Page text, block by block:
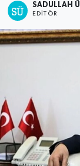
SADULLAH
EDITÖR